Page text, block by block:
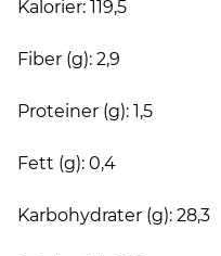
Kalorier: 119,5
Fiber (g): 2,9
Proteiner (g): 1,5
Fett (g): 0,4
Karbohydrater (g): 28,3